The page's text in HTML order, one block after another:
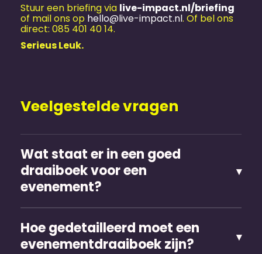
Stuur een briefing via live-impact.nl/briefing
of mail ons op hello@live-impact.nl. Of bel ons
direct: 085 401 40 14.
Serieus Leuk.
Veelgestelde vragen
Wat staat er in een goed
draaiboek voor een
evenement?
Hoe gedetailleerd moet een
evenementdraaiboek zijn?